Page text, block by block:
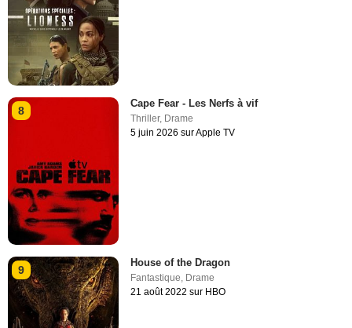
8
Cape Fear - Les Nerfs à vif
Thriller, Drame
5 juin 2026 sur Apple TV
9
House of the Dragon
Fantastique, Drame
21 août 2022 sur HBO